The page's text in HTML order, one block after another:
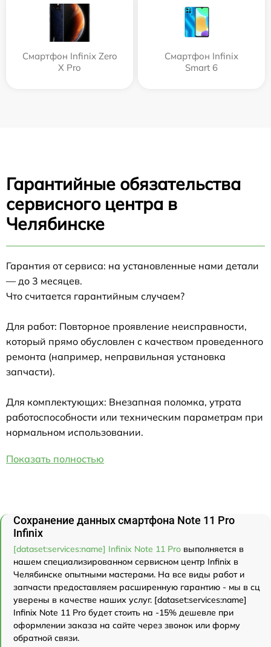
Смартфон Infinix Zero
X Pro
Смартфон Infinix
Smart 6
Гарантийные обязательства
сервисного центра в
Челябинске
Гарантия от сервиса: на установленные нами детали
— до 3 месяцев.
Что считается гарантийным случаем?
Для работ: Повторное проявление неисправности,
который прямо обусловлен с качеством проведенного
ремонта (например, неправильная установка
запчасти).
Для комплектующих: Внезапная поломка, утрата
работоспособности или техническим параметрам при
нормальном использовании.
Показать полностью
Сохранение данных смартфона Note 11 Pro
Infinix
[dataset:services:name] Infinix Note 11 Pro выполняется в
нашем специализированном сервисном центр Infinix в
Челябинске опытными мастерами. На все виды работ и
запчасти предоставляем расширенную гарантию - мы в сц
уверены в качестве наших услуг. [dataset:services:name]
Infinix Note 11 Pro будет стоить на -15% дешевле при
оформлении заказа на сайте через звонок или форму
обратной связи.